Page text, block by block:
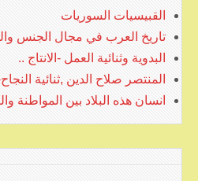
القبيسيات السوريات
تاريخ العرب في مجال الجنس
البدوية وثنائية العمل -الانتاج ..
المنتصر صلاح الدين ,ثنائية
انسان هذه البلاد بين المواطنة